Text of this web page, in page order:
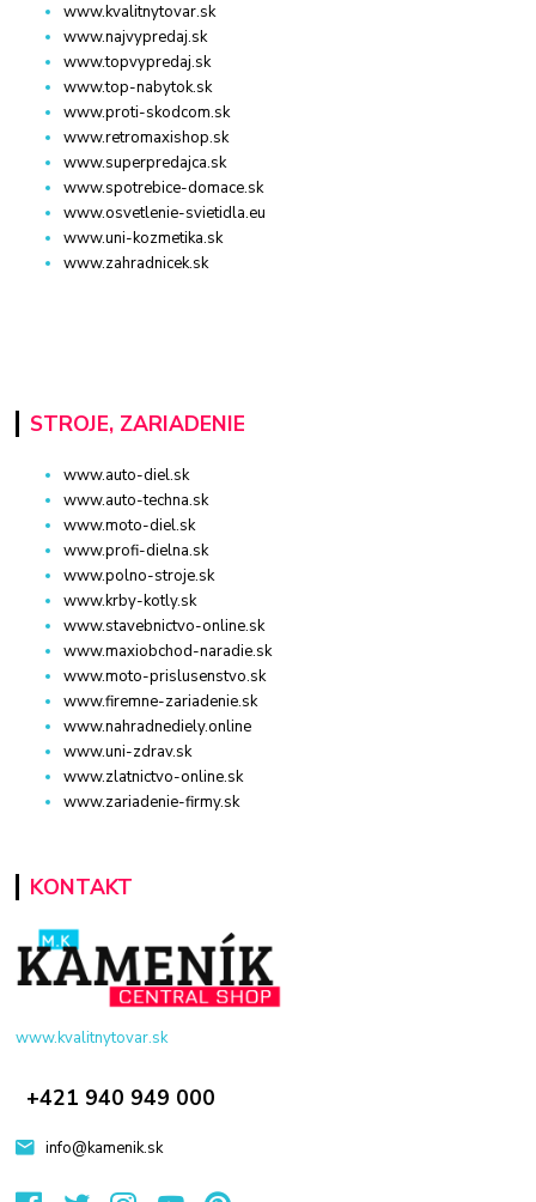
www.kvalitnytovar.sk
www.najvypredaj.sk
www.topvypredaj.sk
www.top-nabytok.sk
www.proti-skodcom.sk
www.retromaxishop.sk
www.superpredajca.sk
www.spotrebice-domace.sk
www.osvetlenie-svietidla.eu
www.uni-kozmetika.sk
www.zahradnicek.sk
STROJE, ZARIADENIE
www.auto-diel.sk
www.auto-techna.sk
www.moto-diel.sk
www.profi-dielna.sk
www.polno-stroje.sk
www.krby-kotly.sk
www.stavebnictvo-online.sk
www.maxiobchod-naradie.sk
www.moto-prislusenstvo.sk
www.firemne-zariadenie.sk
www.nahradnediely.online
www.uni-zdrav.sk
www.zlatnictvo-online.sk
www.zariadenie-firmy.sk
KONTAKT
www.kvalitnytovar.sk
+421 940 949 000
info@kamenik.sk